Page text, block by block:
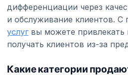
дифференциации через
и обслуживание клиентов.
услугвы можете привлекать
получать клиентов из-за
Какие категории